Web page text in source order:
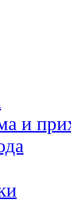
и